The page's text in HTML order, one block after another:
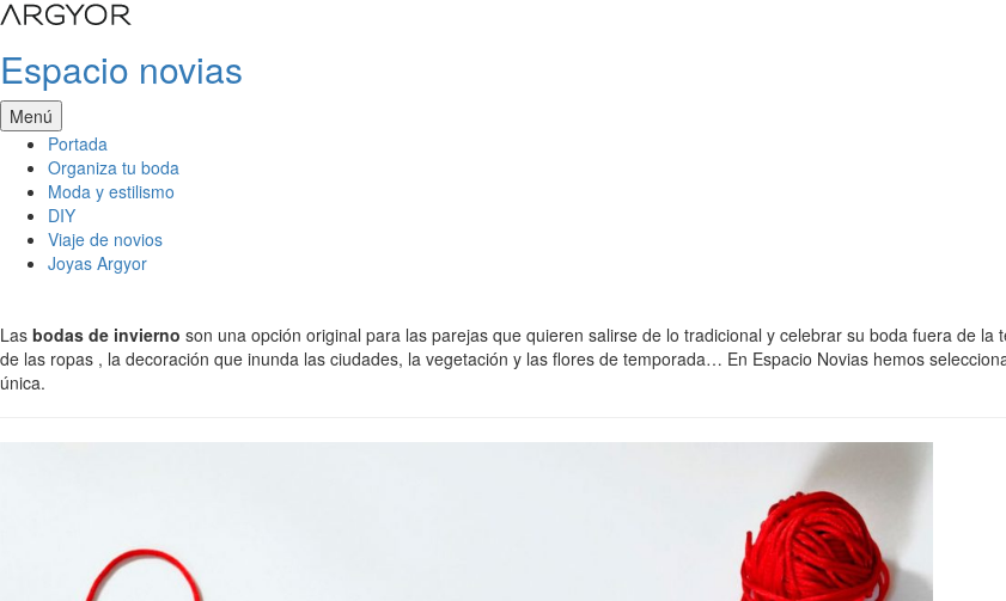
Saltar
contenido
Espacio novias
Menú
Portada
Organiza tu boda
Moda y estilismo
DIY
Viaje de novios
Joyas Argyor
Las bodas de invierno son una opción original para las parejas que quieren salirse de lo tradicional y celebrar su boda fuera de
de las ropas , la decoración que inunda las ciudades, la vegetación y las flores de temporada… En Espacio Novias hemos
única.